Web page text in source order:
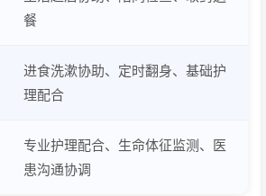
餐
进食洗漱协助、定时翻身、基础护
理配合
专业护理配合、生命体征监测、医
患沟通协调